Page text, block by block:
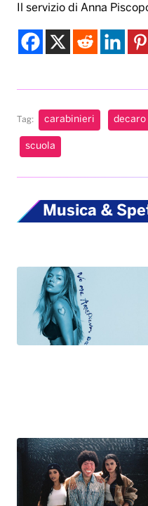
Il servizio di Anna
Tag: carabinieri decaro
scuola
Musica &